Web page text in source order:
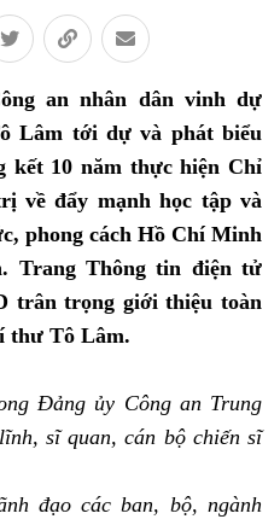
an nhân dân vinh dự
Lâm tới dự và phát biểu
kết 10 năm thực hiện Chỉ
về đẩy mạnh học tập và
phong cách Hồ Chí Minh
Trang Thông tin điện tử
trân trọng giới thiệu toàn
thư Tô Lâm.
Đảng ủy Công an Trung
sĩ quan, cán bộ chiến sĩ
đạo các ban, bộ, ngành